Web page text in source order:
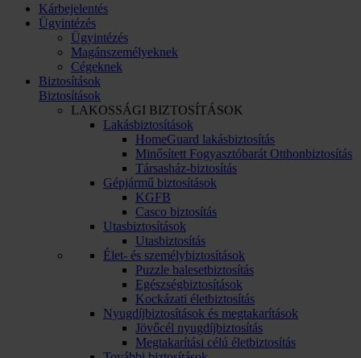
Kárbejelentés
Ügyintézés
Ügyintézés
Magánszemélyeknek
Cégeknek
Biztosítások
Biztosítások
LAKOSSÁGI BIZTOSÍTÁSOK
Lakásbiztosítások
HomeGuard lakásbiztosítás
Minősített Fogyasztóbarát Otthonbiztosítás
Társasház-biztosítás
Gépjármű biztosítások
KGFB
Casco biztosítás
Utasbiztosítások
Utasbiztosítás
Élet- és személybiztosítások
Puzzle balesetbiztosítás
Egészségbiztosítások
Kockázati életbiztosítás
Nyugdíjbiztosítások és megtakarítások
Jövőcél nyugdíjbiztosítás
Megtakarítási célú életbiztosítás